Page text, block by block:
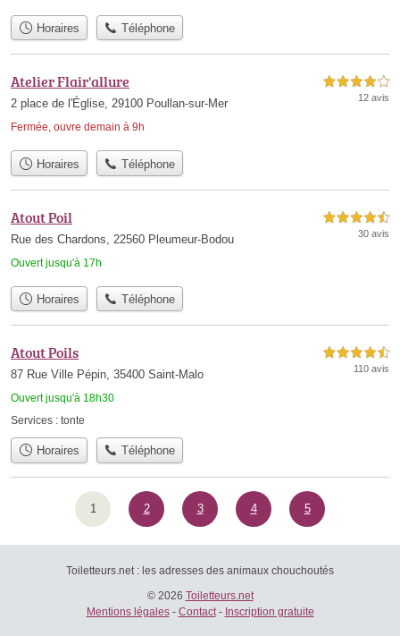
Horaires Téléphone
Atelier Flair'allure
2 place de l'Église, 29100 Poullan-sur-Mer
Fermée, ouvre demain à 9h
4,0 étoiles sur 5
12 avis
Horaires Téléphone
Atout Poil
Rue des Chardons, 22560 Pleumeur-Bodou
Ouvert jusqu'à 17h
4,5 étoiles sur 5
30 avis
Horaires Téléphone
Atout Poils
87 Rue Ville Pépin, 35400 Saint-Malo
Ouvert jusqu'à 18h30
4,5 étoiles sur 5
110 avis
Services : tonte
Horaires Téléphone
1 2 3 4 5
Toiletteurs.net : les adresses des animaux chouchoutés
© 2026 Toiletteurs.net
Mentions légales- Contact- Inscription gratuite